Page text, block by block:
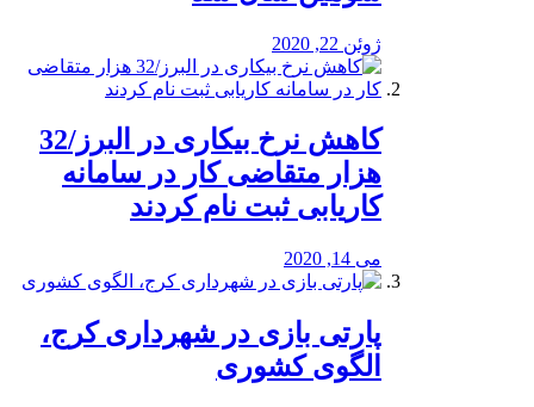
ژوئن 22, 2020
کاهش نرخ بیکاری در البرز/32
هزار متقاضی کار در سامانه
کاریابی ثبت نام کردند
می 14, 2020
پارتی بازی در شهرداری کرج،
الگوی کشوری